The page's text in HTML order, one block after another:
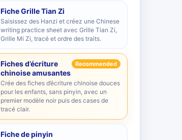
Fiche Grille Tian Zi
Saisissez des Hanzi et créez une Chinese
writing practice sheet avec Grille Tian Zi,
Grille Mi Zi, tracé et ordre des traits.
Fiches d’écriture
chinoise amusantes
Recommended
Crée des fiches d’écriture chinoise douces
pour les enfants, sans pinyin, avec un
premier modèle noir puis des cases de
tracé clair.
Fiche de pinyin